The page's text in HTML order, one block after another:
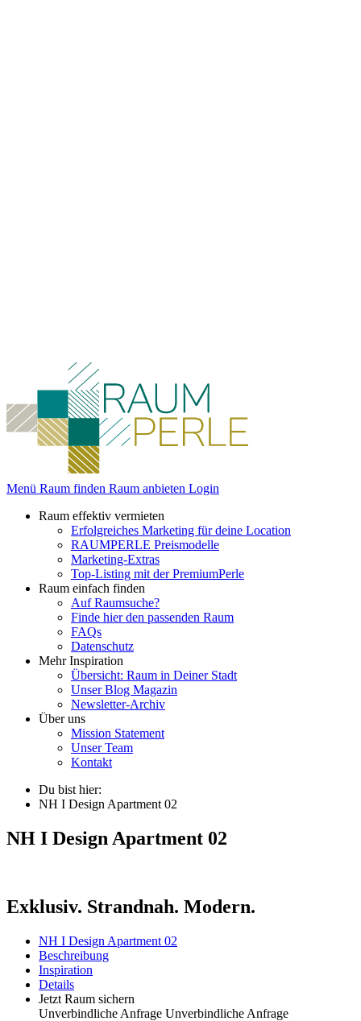
Menü Raum finden Raum anbieten Login
Raum effektiv vermieten
Erfolgreiches Marketing für deine Location
RAUMPERLE Preismodelle
Marketing-Extras
Top-Listing mit der PremiumPerle
Raum einfach finden
Auf Raumsuche?
Finde hier den passenden Raum
FAQs
Datenschutz
Mehr Inspiration
Übersicht: Raum in Deiner Stadt
Unser Blog Magazin
Newsletter-Archiv
Über uns
Mission Statement
Unser Team
Kontakt
Du bist hier:
NH I Design Apartment 02
NH I Design Apartment 02
Exklusiv. Strandnah. Modern.
NH I Design Apartment 02
Beschreibung
Inspiration
Details
Jetzt Raum sichern
Unverbindliche Anfrage Unverbindliche Anfrage